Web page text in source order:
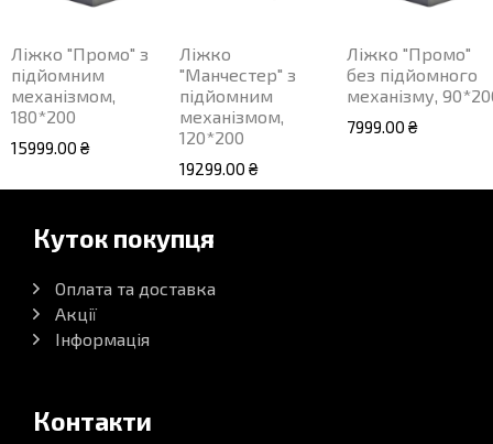
Ліжко "Промо" з
підйомним
механізмом,
180*200
15999.00 ₴
Ліжко
"Манчестер" з
підйомним
механізмом,
120*200
19299.00 ₴
Ліжко "Промо"
без підйомного
механізму,
7999.00 ₴
Куток покупця
Оплата та доставка
Акції
Інформація
Контакти